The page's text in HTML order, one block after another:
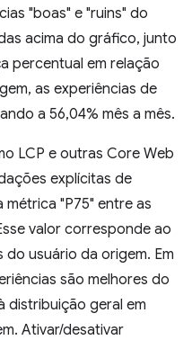
"boas" e "ruins" do
acima do gráfico, junto
percentual em relação
as experiências de
a 56,04% mês a mês.
LCP e outras Core Web
explícitas de
"P75" entre as
valor corresponde ao
usuário da origem. Em
são melhores do
distribuição geral em
Ativar/desativar